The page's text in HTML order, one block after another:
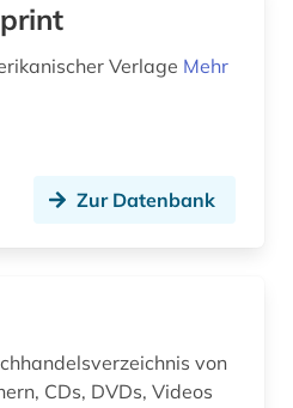
Verlage Mehr
Zur Datenbank
von
CDs, DVDs, Videos